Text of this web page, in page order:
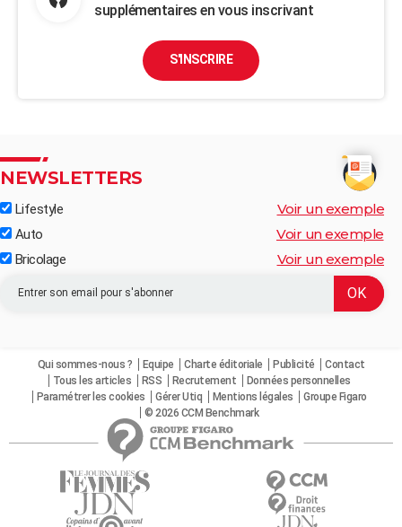
supplémentaires en vous inscrivant
S'INSCRIRE
NEWSLETTERS
Lifestyle Voir un exemple
Auto Voir un exemple
Bricolage Voir un exemple
Qui sommes-nous ? Equipe Charte éditoriale Publicité
Contact
Tous les articles
RSS Recrutement
Données personnelles
Paramétrer les cookies
Gérer Utiq Mentions légales
Groupe Figaro
© 2026 CCM Benchmark